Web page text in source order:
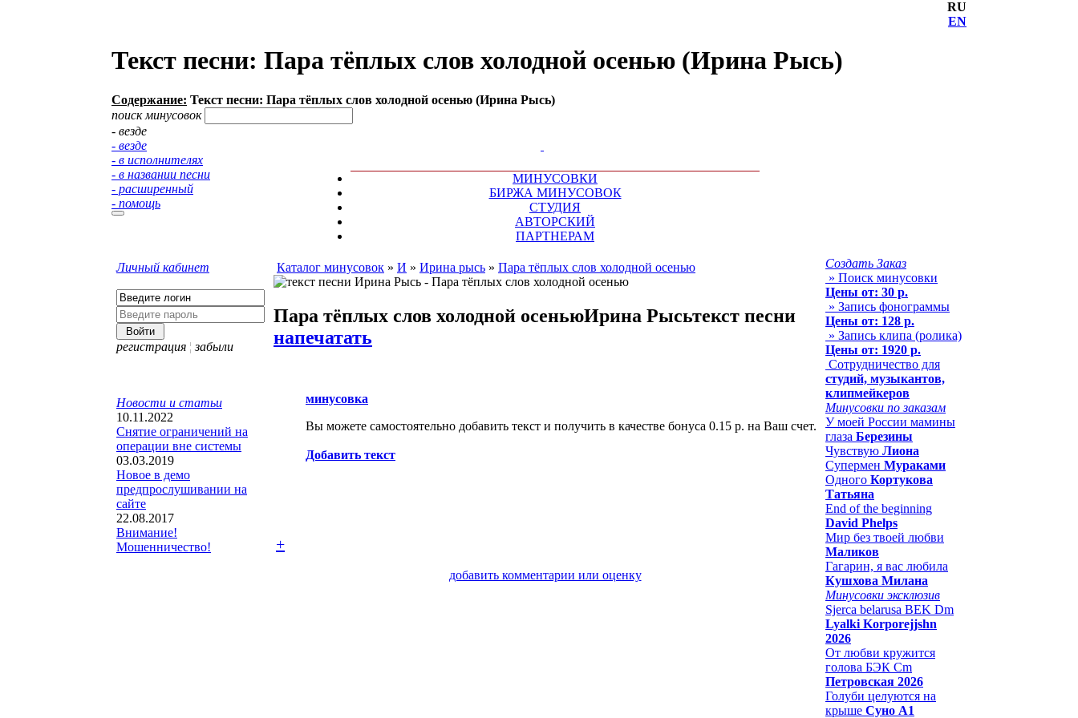
RU
EN
Текст песни: Пара тёплых слов холодной осенью (Ирина Рысь)
Содержание: Текст песни: Пара тёплых слов холодной осенью (Ирина Рысь)
поиск минусовок
- везде
- везде
- в исполнителях
- в названии песни
- расширенный
- помощь
МИНУСОВКИ
БИРЖА МИНУСОВОК
СТУДИЯ
АВТОРСКИЙ
ПАРТНЕРАМ
Личный кабинет
регистрация ¦ забыли
Новости и статьи
10.11.2022
Снятие ограничений на
операции вне системы
03.03.2019
Новое в демо
предпрослушивании на
сайте
22.08.2017
Внимание!
Мошенничество!
Каталог минусовок » И » Ирина рысь » Пара тёплых слов холодной осенью
Пара тёплых слов холодной осеньюИрина Рысьтекст песни
напечатать
минусовка
Вы можете самостоятельно добавить текст и получить в качестве бонуса 0.15 р. на Ваш счет.
Добавить текст
+
добавить комментарии или оценку
Создать Заказ
» Поиск минусовки
Цены от: 30 р.
» Запись фонограммы
Цены от: 128 р.
» Запись клипа (ролика)
Цены от: 1920 р.
Сотрудничество для
студий, музыкантов,
клипмейкеров
Минусовки по заказам
У моей России мамины
глаза Березины
Чувствую Лиона
Супермен Мураками
Одного Кортукова
Татьяна
End of the beginning
David Phelps
Мир без твоей любви
Маликов
Гагарин, я вас любила
Кушхова Милана
Минусовки эксклюзив
Sjerca belarusa BEK Dm
Lyalki Korporejjshn
2026
От любви кружится
голова БЭК Cm
Петровская 2026
Голуби целуются на
крыше Суно А1